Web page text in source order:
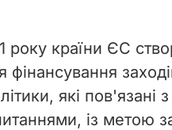
року країни ЄС
які пов'язані
із метою